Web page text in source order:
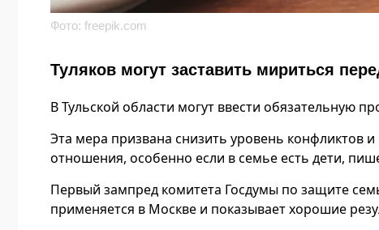
Фото: freepik.com
Туляков могут заставить мириться
В Тульской области могут ввести обязательную
Эта мера призвана снизить уровень
отношения, особенно если в семье есть дети,
Первый зампред комитета Госдумы по защите
применяется в Москве и показывает хорошие